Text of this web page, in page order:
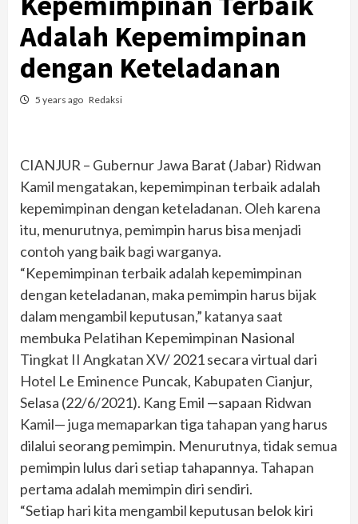
Adalah Kepemimpinan
dengan Keteladanan
5 years ago Redaksi
CIANJUR – Gubernur Jawa Barat (Jabar) Ridwan
Kamil mengatakan, kepemimpinan terbaik adalah
kepemimpinan dengan keteladanan. Oleh karena
itu, menurutnya, pemimpin harus bisa menjadi
contoh yang baik bagi warganya.
“Kepemimpinan terbaik adalah kepemimpinan
dengan keteladanan, maka pemimpin harus bijak
dalam mengambil keputusan,” katanya saat
membuka Pelatihan Kepemimpinan Nasional
Tingkat II Angkatan XV/ 2021 secara virtual dari
Hotel Le Eminence Puncak, Kabupaten Cianjur,
Selasa (22/6/2021). Kang Emil —sapaan Ridwan
Kamil— juga memaparkan tiga tahapan yang harus
dilalui seorang pemimpin. Menurutnya, tidak semua
pemimpin lulus dari setiap tahapannya. Tahapan
pertama adalah memimpin diri sendiri.
“Setiap hari kita mengambil keputusan belok kiri